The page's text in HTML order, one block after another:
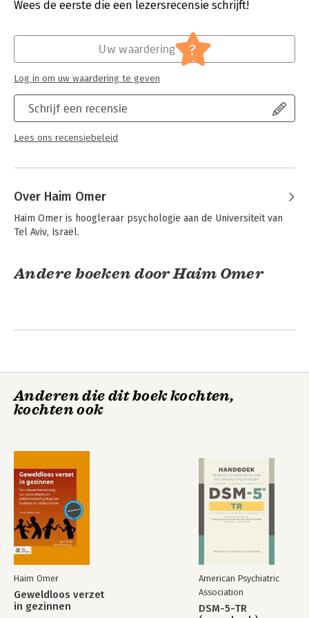
Haim Omer is hoogleraar psychologie en oprichter van de
gedachtegoed van nieuwe autoriteit.
Philip Streit is klinisch psycholoog en psychotherapeut en
werkt al meer dan twintig jaar met ouders, kinderen, jongeren
Wees de eerste die een lezersrecensie schrijft!
Schrijf een recensie
Lees ons recensiebeleid
Uw waardering ?
Log in om uw waardering te geven
Over Haim Omer
Haim Omer is hoogleraar psychologie aan de Universiteit van
Tel Aviv, Israël.
Andere boeken door Haim Omer
Geweldloos verzet
Bekijk alle boeken
Anderen die dit boek kochten,
kochten ook
Haim Omer
Geweldloos verzet
in gezinnen
American Psychiatric
Association
DSM-5-TR